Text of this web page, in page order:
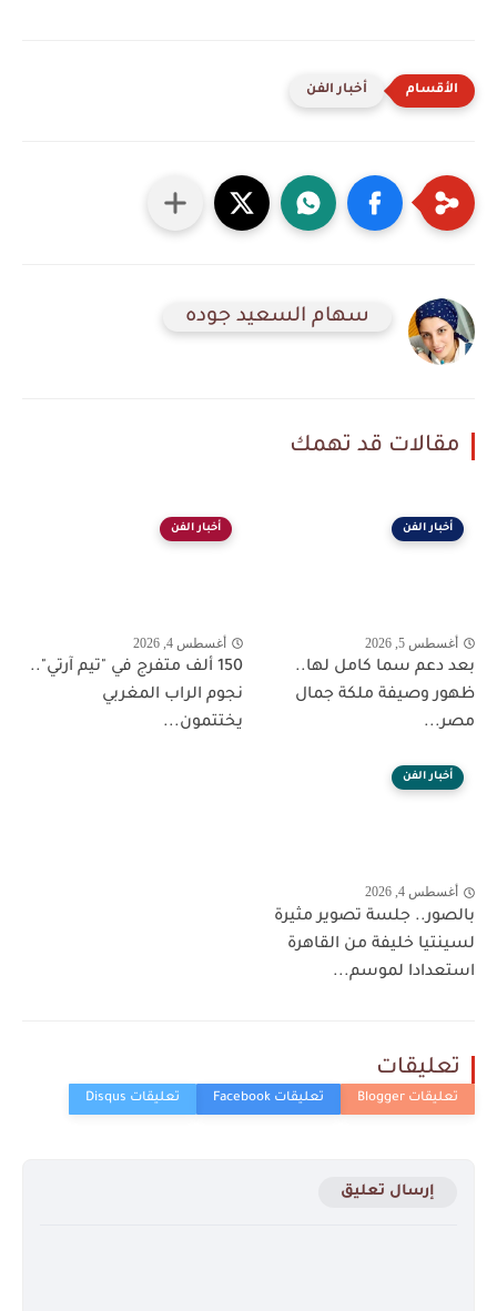
أخبار الفن
سهام السعيد جوده
مقالات قد تهمك
أخبار الفن
أغسطس 5, 2026
بعد دعم سما كامل لها..
ظهور وصيفة ملكة جمال
مصر...
أخبار الفن
أغسطس 4, 2026
150 ألف متفرج في "تيم آرتي"..
نجوم الراب المغربي
يختتمون...
أخبار الفن
أغسطس 4, 2026
بالصور.. جلسة تصوير مثيرة
لسينتيا خليفة من القاهرة
استعدادا لموسم...
تعليقات
إرسال تعليق